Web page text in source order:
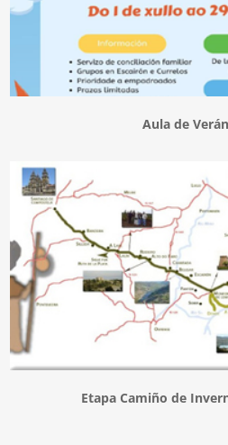
Aula de
Etapa Camiño de